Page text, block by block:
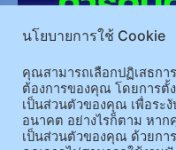
(อ.นามน)13 หมู่ 14 ต.สงเปลือย อ.น
นโยบายการใช้ Cookie
คุณสามารถเลือกปฏิเสธก
ต้องการของคุณ โดยการตั้
เป็นส่วนตัวของคุณ เพื่อระ
อนาคต อย่างไรก็ตาม หาก
เป็นส่วนตัวของคุณ ด้วยกา